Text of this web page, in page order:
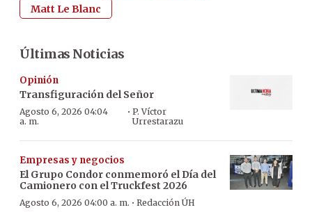
Matt Le Blanc
Últimas Noticias
Opinión
Transfiguración del Señor
Agosto 6, 2026 04:04
a. m.
· P. Víctor
Urrestarazu
Empresas y negocios
El Grupo Condor conmemoró el Día del
Camionero con el Truckfest 2026
Agosto 6, 2026 04:00 a. m. · Redacción ÚH